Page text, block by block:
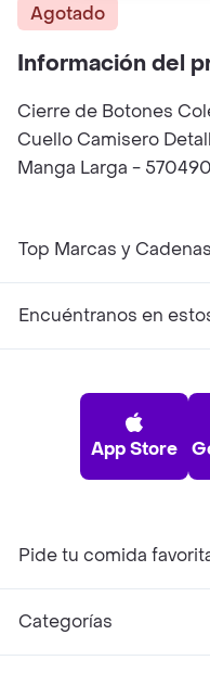
Agotado
Información del
Cierre de Botones
Cuello Camisero
Manga Larga -
Top Marcas y
Encuéntranos en
App Store
Pide tu comida
Categorías